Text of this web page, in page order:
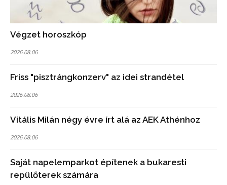
Végzet horoszkóp
2026.08.06
Friss "pisztrángkonzerv" az idei strandétel
2026.08.06
Vitális Milán négy évre írt alá az AEK Athénhoz
2026.08.06
Saját napelemparkot építenek a bukaresti
repülőterek számára